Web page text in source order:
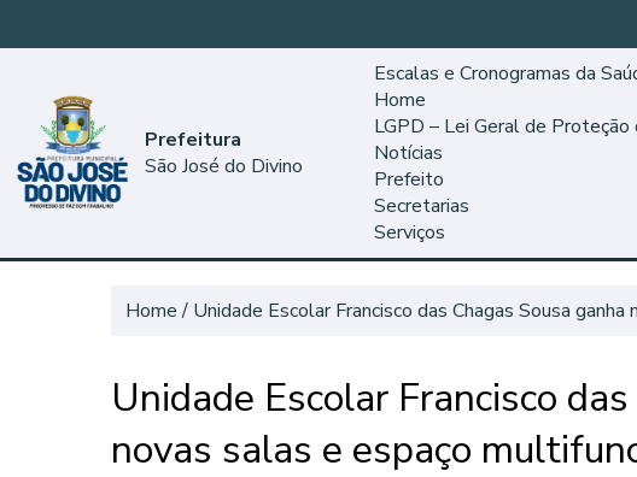
Prefeitura
São José do Divino
Escalas e Cronogramas da
Home
LGPD – Lei Geral de Proteção
Notícias
Prefeito
Secretarias
Serviços
Home Unidade Escolar Francisco das Chagas Sousa
Unidade Escolar Francisco
novas salas e espaço